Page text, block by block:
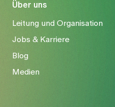
Über uns
Leitung und Organisation
Jobs & Karriere
Blog
Medien